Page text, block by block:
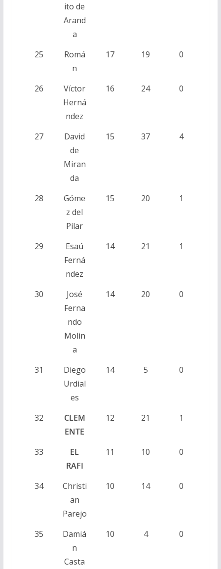
ito de
Arand
a
25
Romá
n
17 19 0
26
Víctor
Herná
ndez
16 24 0
27
David
de
Miran
da
15 37 4
28
Góme
z del
Pilar
15 20 1
29
Esaú
Ferná
ndez
14 21 1
30
José
Ferna
ndo
Molin
a
14 20 0
31
Diego
Urdial
es
14 5 0
32
CLEM
ENTE
12 21 1
33
EL
RAFI
11 10 0
34
Christi
an
Parejo
10 14 0
35
Damiá
n
Casta
10 4 0